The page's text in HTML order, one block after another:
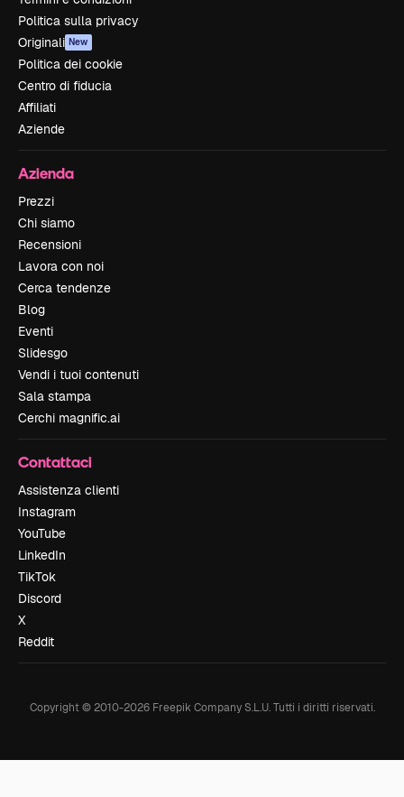
Politica sulla privacy
Originali New
Politica dei cookie
Centro di fiducia
Affiliati
Aziende
Azienda
Prezzi
Chi siamo
Recensioni
Lavora con noi
Cerca tendenze
Blog
Eventi
Slidesgo
Vendi i tuoi contenuti
Sala stampa
Cerchi magnific.ai
Contattaci
Assistenza clienti
Instagram
YouTube
LinkedIn
TikTok
Discord
X
Reddit
Copyright © 2010-2026Freepik Company S.L.U. Tutti i diritti riservati.